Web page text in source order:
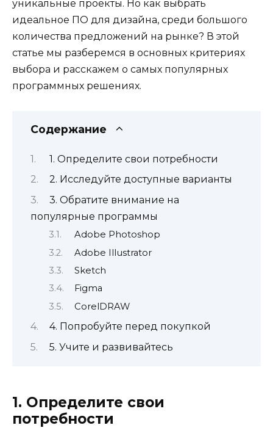
уникальные проекты. Но как выбрать
идеальное ПО для дизайна, среди большого
количества предложений на рынке? В этой
статье мы разберемся в основных критериях
выбора и расскажем о самых популярных
программных решениях.
Содержание
1. Определите свои потребности
2. Исследуйте доступные варианты
3. Обратите внимание на
популярные программы
Adobe Photoshop
Adobe Illustrator
Sketch
Figma
CorelDRAW
4. Попробуйте перед покупкой
5. Учите и развивайтесь
1. Определите свои
потребности